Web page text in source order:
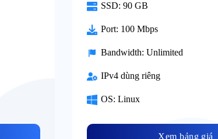
SSD: 90 GB
Port: 100 Mbps
Bandwidth: Unlimited
IPv4 dùng riêng
OS: Linux
Xem bảng giá